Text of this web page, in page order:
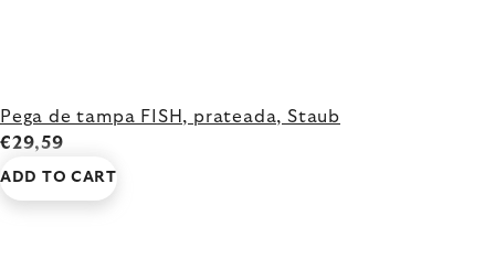
Pega de tampa FISH, prateada, Staub
€29,59
ADD TO CART